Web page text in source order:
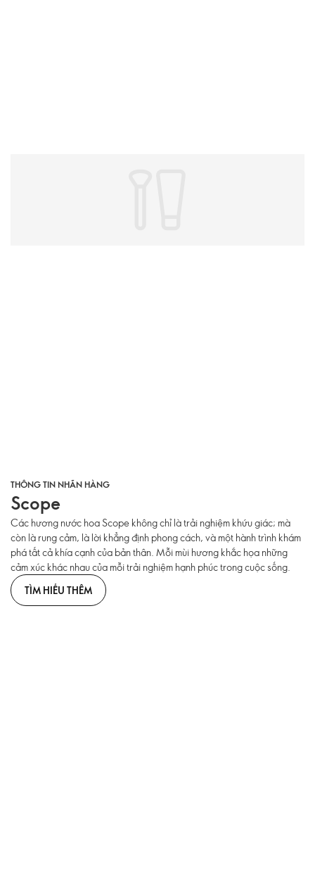
THÔNG TIN NHÃN HÀNG
Scope
Các hương nước hoa Scope không chỉ là trải nghiệm khứu giác; mà
còn là rung cảm, là lời khẳng định phong cách, và một hành trình khám
phá tất cả khía cạnh của bản thân. Mỗi mùi hương khắc họa những
cảm xúc khác nhau của mỗi trải nghiệm hạnh phúc trong cuộc sống.
TÌM HIỂU THÊM